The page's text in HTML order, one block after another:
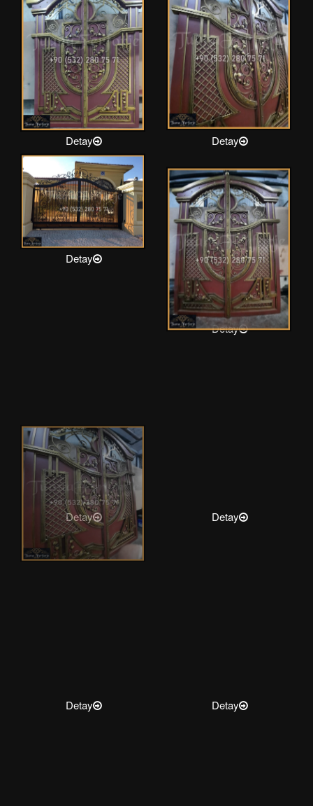
Detay Detay
Detay
Detay
Detay Detay
Detay Detay